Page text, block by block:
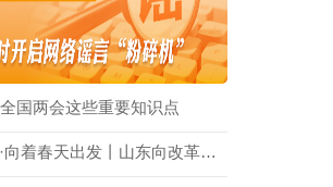
国两会这些重要知识点
牢记嘱托·向着春天出发丨山东向改革要动力，向开放要活力